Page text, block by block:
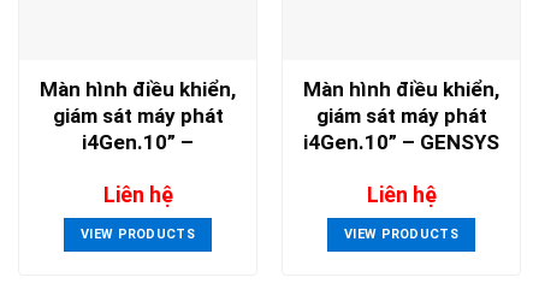
Màn hình điều khiển,
giám sát máy phát
i4Gen.10” –
Liên hệ
VIEW PRODUCTS
Màn hình điều khiển,
giám sát máy phát
i4Gen.10” – GENSYS
Liên hệ
VIEW PRODUCTS